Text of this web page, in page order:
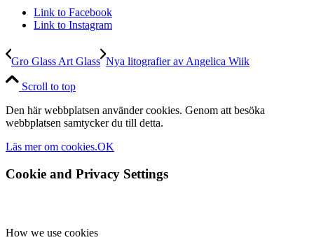
Link to Facebook
Link to Instagram
Gro Glass Art Glass Nya litografier av Angelica Wiik
Scroll to top
Den här webbplatsen använder cookies. Genom att besöka
webbplatsen samtycker du till detta.
Läs mer om cookies.OK
Cookie and Privacy Settings
How we use cookies